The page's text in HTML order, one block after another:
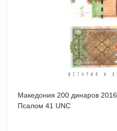
Македония 200 динаров 2016
Псалом 41 UNC